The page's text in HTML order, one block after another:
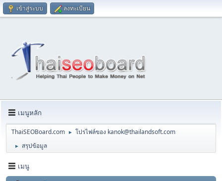
เข้าสู่ระบบ ลงทะเบียน
เมนูหลัก
ThaiSEOBoard.com ► โปรไฟล์ของ kanok@thailandsoft.com
► สรุปข้อมูล
เมนู